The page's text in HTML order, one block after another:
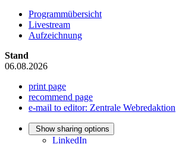
Programmübersicht
Livestream
Aufzeichnung
Stand
06.08.2026
print page
recommend page
e-mail to editor: Zentrale Webredaktion
Show sharing options
LinkedIn